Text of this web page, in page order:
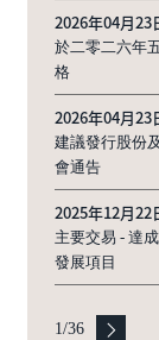
2026年04月23
於二零二六年
格
2026年04月23
建議發行股份
會通告
2025年12月22
主要交易 - 達
發展項目
1/36